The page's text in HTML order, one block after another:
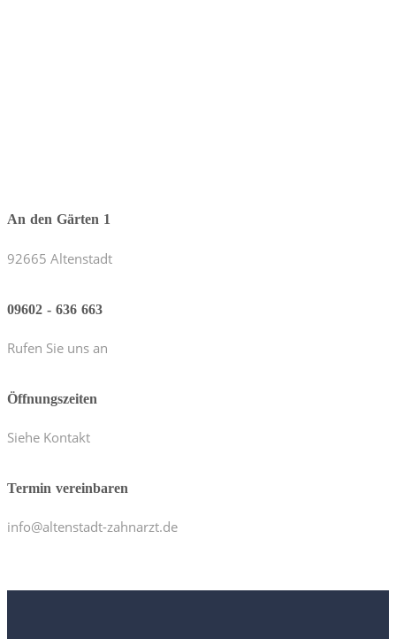
An den Gärten 1
92665 Altenstadt
09602 - 636 663
Rufen Sie uns an
Öffnungszeiten
Siehe Kontakt
Termin vereinbaren
info@altenstadt-zahnarzt.de